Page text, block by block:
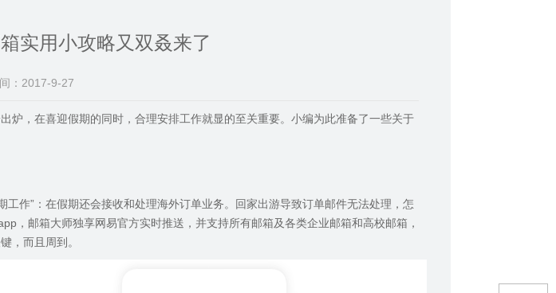
实用小攻略又双叒来了
：2017-9-27
炉，在喜迎假期的同时，合理安排工作就显的至关重要。小编为此准备了一些关于
工作”： 在假期还会接收和处理海外订单业务。回家出游导致订单邮件无法处理，怎
，邮箱大师独享网易官方实时推送，并支持所有邮箱及各类企业邮箱和高校邮箱，
，而且周到。